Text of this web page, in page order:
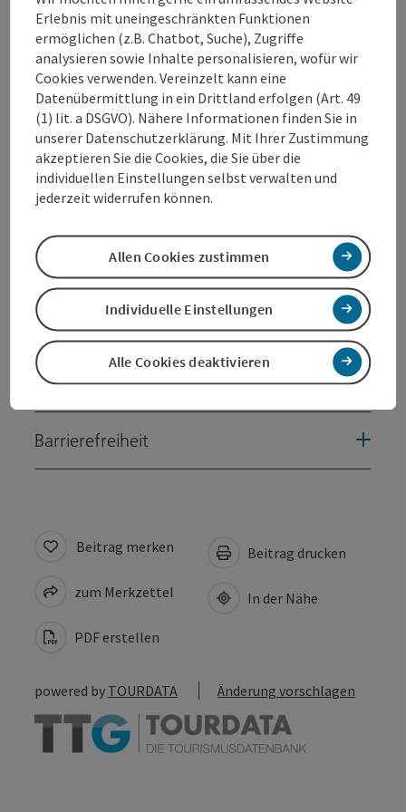
Pétanque bezeichnet ein Boule-Spiel (ähnlich wie
Boccia), bei dem mehrere Spieler bzw. Mannschaften
versuchen, eine bestimmte Anzahl von Kugeln so
nahe wie möglich an die ausgeworfene Zielkugel zu
platzieren.
Kontakt
Öffnungszeiten
Anreise/Lage
Eignung
Barrierefreiheit
Beitrag merken
zum Merkzettel
PDF erstellen
Beitrag drucken
In der Nähe
powered by TOURDATA Änderung vorschlagen
Erlebnis mit uneingeschränkten Funktionen
ermöglichen (z.B. Chatbot, Suche), Zugriffe
analysieren sowie Inhalte personalisieren, wofür wir
Cookies verwenden. Vereinzelt kann eine
Datenübermittlung in ein Drittland erfolgen (Art. 49
(1) lit. a DSGVO). Nähere Informationen finden Sie in
unserer Datenschutzerklärung. Mit Ihrer Zustimmung
akzeptieren Sie die Cookies, die Sie über die
individuellen Einstellungen selbst verwalten und
jederzeit widerrufen können.
Alle Cookies deaktivieren
Individuelle Einstellungen
Allen Cookies zustimmen